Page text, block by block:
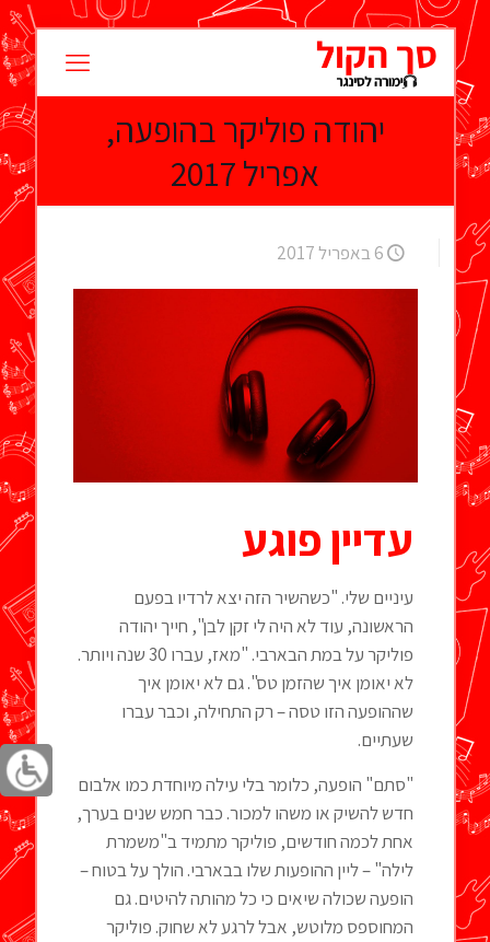
יהודה פוליקר בהופעה,
אפריל 2017
6 באפריל 2017
עדיין פוגע
עיניים שלי. "כשהשיר הזה יצא לרדיו בפעם
הראשונה, עוד לא היה לי זקן לבן", חייך יהודה
פוליקר על במת הבארבי. "מאז, עברו 30 שנה ויותר.
לא יאומן איך שהזמן טס". גם לא יאומן איך
שההופעה הזו טסה – רק התחילה, וכבר עברו
שעתיים.
"סתם" הופעה, כלומר בלי עילה מיוחדת כמו אלבום
חדש להשיק או משהו למכור. כבר חמש שנים בערך,
אחת לכמה חודשים, פוליקר מתמיד ב"משמרת
לילה" – ליין ההופעות שלו בבארבי. הולך על בטוח –
הופעה שכולה שיאים כי כל מהותה להיטים. גם
המחוספס מלוטש, אבל לרגע לא שחוק. פוליקר